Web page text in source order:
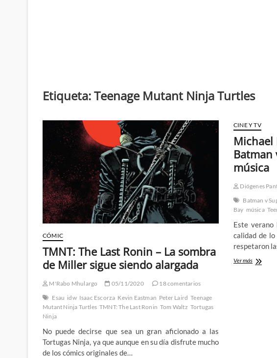
Etiqueta:Teenage Mutant Ninja Turtles
CÓMIC
TMNT: The Last Ronin – La sombra
de Miller sigue siendo alargada
M'Rabo Mhulargo 05/11/2020
18 comentarios
Esau idw Isaac Escorza Kevin Eastman Peter Laird Teenage
Mutant Ninja Turtles TMNT: The Last Ronin Tom Waltz Tortugas
Ninja
No puede decirse que sea un gran aficionado a las
Tortugas Ninja, ya que aunque en su día disfrute mucho
de los cómics originales de…
CINE Y TV
Michael
Batman
música
Diógenes
Batman v
Bay música
Este verano
calidad de lo
respetaron
Ver másMichael